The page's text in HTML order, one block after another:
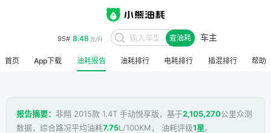
95# 8.48 元/升 查油耗 车主
首页 App下载 油耗报告 油耗排行 电耗排行 插混排行 帮助
报告摘要： 菲翔 2015款 1.4T 手动悦享版，基于2,105,270公里众测
数据，综合路况平均油耗7.75L/100KM， 油耗评级1星。